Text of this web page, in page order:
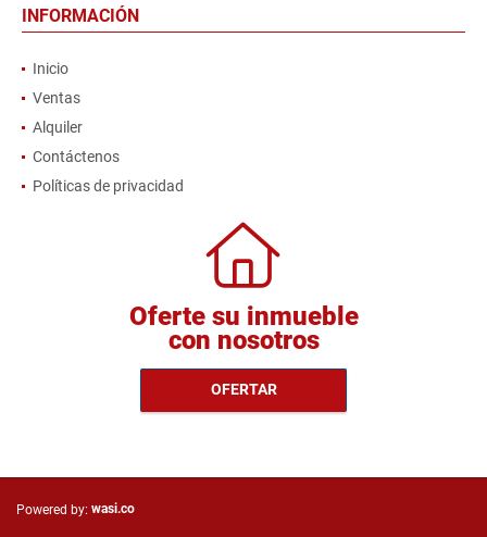
INFORMACIÓN
Inicio
Ventas
Alquiler
Contáctenos
Políticas de privacidad
Oferte su inmueble
con nosotros
OFERTAR
Powered by: wasi.co